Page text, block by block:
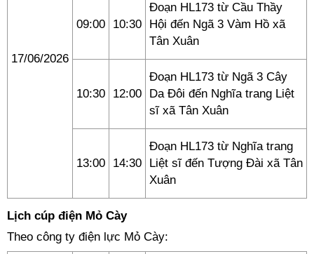
17/06/2026
09:00 10:30
Đoạn HL173 từ Cầu Thầy
Hội đến Ngã 3 Vàm Hồ xã
Tân Xuân
10:30 12:00
Đoạn HL173 từ Ngã 3 Cây
Da Đôi đến Nghĩa trang Liệt
sĩ xã Tân Xuân
13:00 14:30
Đoạn HL173 từ Nghĩa trang
Liệt sĩ đến Tượng Đài xã Tân
Xuân
Lịch cúp điện Mỏ Cày
Theo công ty điện lực Mỏ Cày: